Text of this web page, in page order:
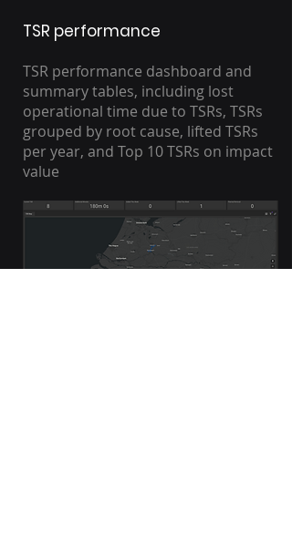
TSR performance
TSR performance dashboard and
summary tables, including lost
operational time due to TSRs, TSRs
grouped by root cause, lifted TSRs
per year, and Top 10 TSRs on impact
value